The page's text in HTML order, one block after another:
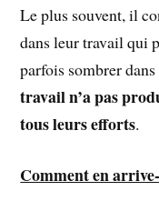
Le plus souvent, il
dans leur travail qui
parfois sombrer
travail n’a pas
tous leurs efforts.
Comment en